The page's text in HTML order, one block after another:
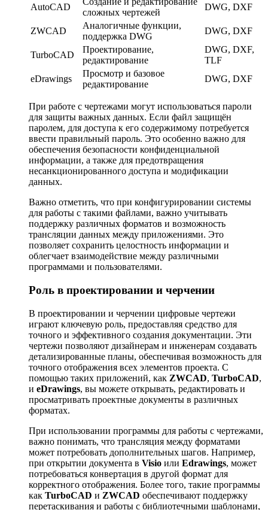
AutoCAD
сложных чертежей
DWG, DXF
ZWCAD
Аналогичные функции,
поддержка DWG
DWG, DXF
TurboCAD
Проектирование,
редактирование
DWG, DXF,
TLF
eDrawings
Просмотр и базовое
редактирование
DWG, DXF
При работе с чертежами могут использоваться пароли
для защиты важных данных. Если файл защищён
паролем, для доступа к его содержимому потребуется
ввести правильный пароль. Это особенно важно для
обеспечения безопасности конфиденциальной
информации, а также для предотвращения
несанкционированного доступа и модификации
данных.
Важно отметить, что при конфигурировании системы
для работы с такими файлами, важно учитывать
поддержку различных форматов и возможность
трансляции данных между приложениями. Это
позволяет сохранить целостность информации и
облегчает взаимодействие между различными
программами и пользователями.
Роль в проектировании и черчении
В проектировании и черчении цифровые чертежи
играют ключевую роль, предоставляя средство для
точного и эффективного создания документации. Эти
чертежи позволяют дизайнерам и инженерам создавать
детализированные планы, обеспечивая возможность для
точного отображения всех элементов проекта. С
помощью таких приложений, как ZWCAD, TurboCAD,
и eDrawings, вы можете открывать, редактировать и
просматривать проектные документы в различных
форматах.
При использовании программы для работы с чертежами,
важно понимать, что трансляция между форматами
может потребовать дополнительных шагов. Например,
при открытии документа в Visio или Edrawings, может
потребоваться конвертация в другой формат для
корректного отображения. Более того, такие программы
как TurboCAD и ZWCAD обеспечивают поддержку
перетаскивания и работы с библиотечными шаблонами,